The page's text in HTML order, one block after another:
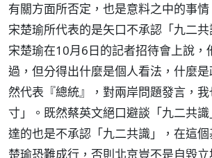
有關方面所否定，也是意料之中的事
宋楚瑜所代表的是矢口不承認「九二共
宋楚瑜在10月6日的記者招待會上說，
過，但分得出什麼是個人看法，什麼
然代表『總統』，對兩岸問題發言，
寸」。既然蔡英文絕口避談「九二共
達的也是不承認「九二共識」，在這個
楚瑜恐難成行，否則北京豈不是自毀